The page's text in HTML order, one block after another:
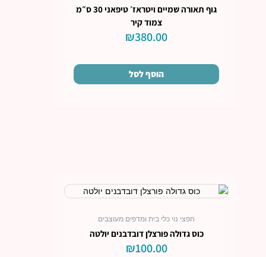
גוף תאורה שמיים ויטראז׳ טיפאני 30 ס״מ
צמוד קיר
₪380.00
הוסף לסל
חפצי נוי כלי בית ומדפים מעוצבים
כוס גדולה פורצלן דובדבנים יולטה
₪100.00